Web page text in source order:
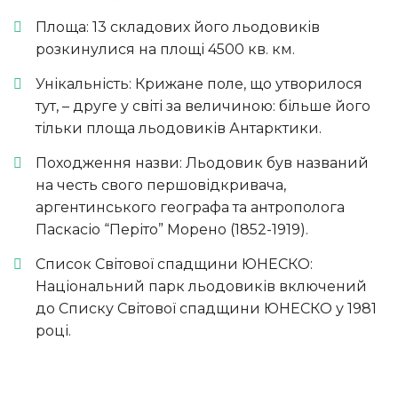
Площа: 13 складових його льодовиків
розкинулися на площі 4500 кв. км.
Унікальність: Крижане поле, що утворилося
тут, – друге у світі за величиною: більше його
тільки площа льодовиків Антарктики.
Походження назви: Льодовик був названий
на честь свого першовідкривача,
аргентинського географа та антрополога
Паскасіо “Періто” Морено (1852-1919).
Список Світової спадщини ЮНЕСКО:
Національний парк льодовиків включений
до Списку Світової спадщини ЮНЕСКО у 1981
році.